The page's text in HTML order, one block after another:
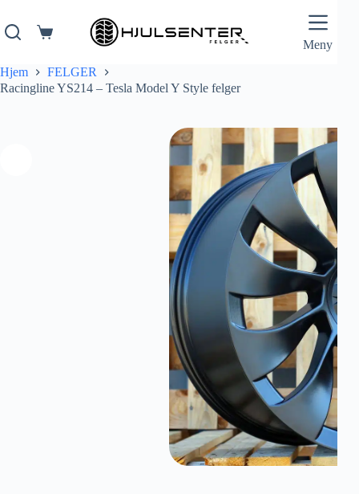
innholdetHandlekurv Meny
Hjem
FELGER
Racingline YS214 – Tesla Model Y Style felger